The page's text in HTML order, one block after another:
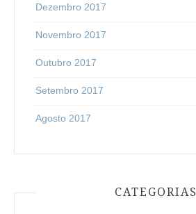
Dezembro 2017
Novembro 2017
Outubro 2017
Setembro 2017
Agosto 2017
CATEGORIAS